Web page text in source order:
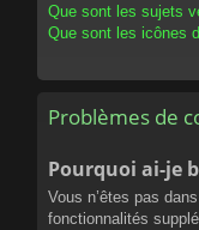
Que sont les sujets
Que sont les icônes
Problèmes de
Pourquoi ai-je
Vous n’êtes pas
fonctionnalités